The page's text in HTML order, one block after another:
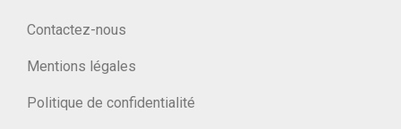
Contactez-nous
Mentions légales
Politique de confidentialité